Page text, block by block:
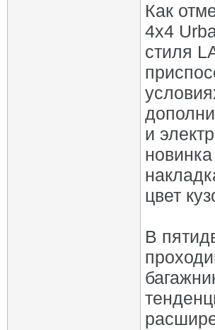
Как
4х4
стиля
и
цвет
В